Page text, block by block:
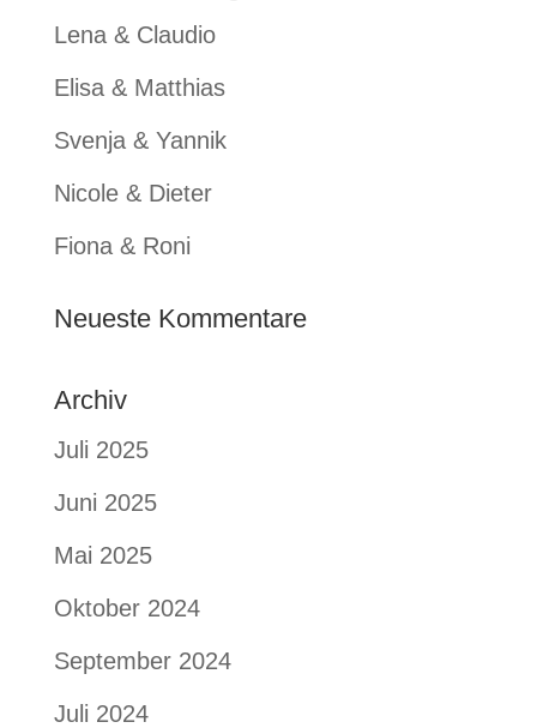
Lena & Claudio
Elisa & Matthias
Svenja & Yannik
Nicole & Dieter
Fiona & Roni
Neueste Kommentare
Archiv
Juli 2025
Juni 2025
Mai 2025
Oktober 2024
September 2024
Juli 2024